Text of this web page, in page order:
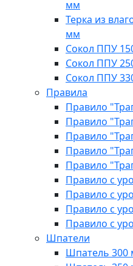
мм
Терка из
мм
Сокол ППУ
Сокол ППУ
Сокол ППУ
Правила
Правило
Правило
Правило
Правило
Правило
Правило с
Правило с
Правило с
Правило с
Шпатели
Шпатель 300